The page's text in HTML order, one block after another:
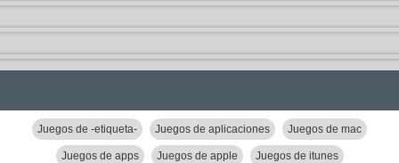
Juegos de -etiqueta- Juegos de aplicaciones Juegos de mac
Juegos de apps Juegos de apple Juegos de itunes